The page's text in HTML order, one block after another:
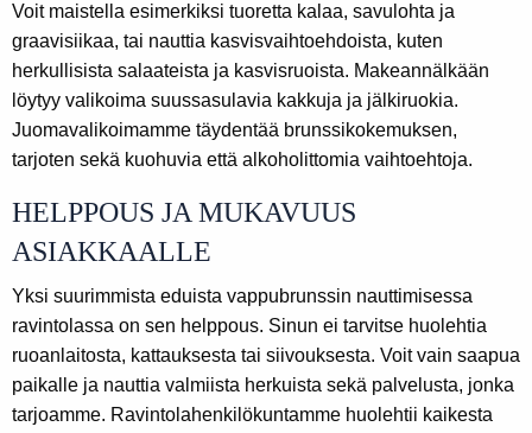
Voit maistella esimerkiksi tuoretta kalaa, savulohta ja
graavisiikaa, tai nauttia kasvisvaihtoehdoista, kuten
herkullisista salaateista ja kasvisruoista. Makeannälkään
löytyy valikoima suussasulavia kakkuja ja jälkiruokia.
Juomavalikoimamme täydentää brunssikokemuksen,
tarjoten sekä kuohuvia että alkoholittomia vaihtoehtoja.
HELPPOUS JA MUKAVUUS
ASIAKKAALLE
Yksi suurimmista eduista vappubrunssin nauttimisessa
ravintolassa on sen helppous. Sinun ei tarvitse huolehtia
ruoanlaitosta, kattauksesta tai siivouksesta. Voit vain saapua
paikalle ja nauttia valmiista herkuista sekä palvelusta, jonka
tarjoamme. Ravintolahenkilökuntamme huolehtii kaikesta